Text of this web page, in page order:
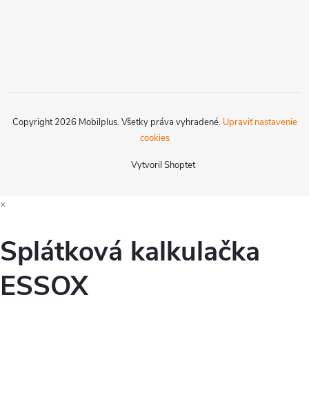
Vytvoril Shoptet
Copyright 2026 Mobilplus. Všetky práva vyhradené. Upraviť nastavenie
cookies
×
Splátková kalkulačka
ESSOX